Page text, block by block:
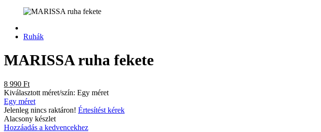
Ruhák
MARISSA ruha fekete
8 990 Ft
Kiválasztott méret/szín: Egy méret
Egy méret
Jelenleg nincs raktáron! Értesítést kérek
Alacsony készlet
Hozzáadás a kedvencekhez